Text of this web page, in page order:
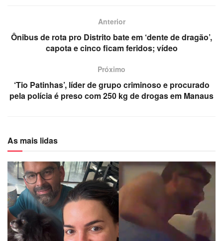
Anterior
Ônibus de rota pro Distrito bate em ‘dente de dragão’,
capota e cinco ficam feridos; vídeo
Próximo
‘Tio Patinhas’, líder de grupo criminoso e procurado
pela polícia é preso com 250 kg de drogas em Manaus
As mais lidas